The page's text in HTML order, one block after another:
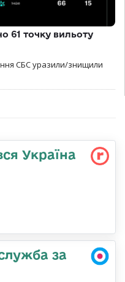
61 точку вильоту
СБС уразили/знищили
Україна
за